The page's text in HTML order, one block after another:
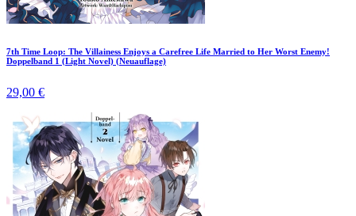
7th Time Loop: The Villainess Enjoys a Carefree Life Married to Her Worst Enemy!
Doppelband 1 (Light Novel) (Neuauflage)
29,00 €